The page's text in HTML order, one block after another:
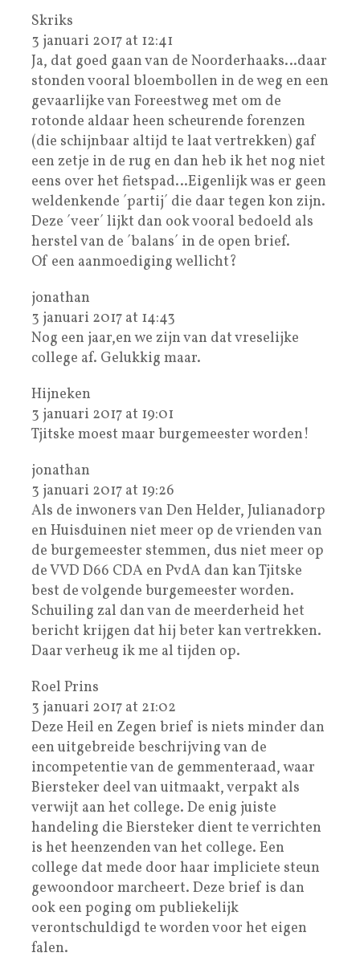
Skriks
3 januari 2017 at 12:41
Ja, dat goed gaan van de Noorderhaaks…daar
stonden vooral bloembollen in de weg en een
gevaarlijke van Foreestweg met om de
rotonde aldaar heen scheurende forenzen
(die schijnbaar altijd te laat vertrekken) gaf
een zetje in de rug en dan heb ik het nog niet
eens over het fietspad…Eigenlijk was er geen
weldenkende ´partij´ die daar tegen kon zijn.
Deze ´veer´ lijkt dan ook vooral bedoeld als
herstel van de ´balans´ in de open brief.
Of een aanmoediging wellicht?
jonathan
3 januari 2017 at 14:43
Nog een jaar,en we zijn van dat vreselijke
college af. Gelukkig maar.
Hijneken
3 januari 2017 at 19:01
Tjitske moest maar burgemeester worden!
jonathan
3 januari 2017 at 19:26
Als de inwoners van Den Helder, Julianadorp
en Huisduinen niet meer op de vrienden van
de burgemeester stemmen, dus niet meer op
de VVD D66 CDA en PvdA dan kan Tjitske
best de volgende burgemeester worden.
Schuiling zal dan van de meerderheid het
bericht krijgen dat hij beter kan vertrekken.
Daar verheug ik me al tijden op.
Roel Prins
3 januari 2017 at 21:02
Deze Heil en Zegen brief is niets minder dan
een uitgebreide beschrijving van de
incompetentie van de gemmenteraad, waar
Biersteker deel van uitmaakt, verpakt als
verwijt aan het college. De enig juiste
handeling die Biersteker dient te verrichten
is het heenzenden van het college. Een
college dat mede door haar impliciete steun
gewoondoor marcheert. Deze brief is dan
ook een poging om publiekelijk
verontschuldigd te worden voor het eigen
falen.